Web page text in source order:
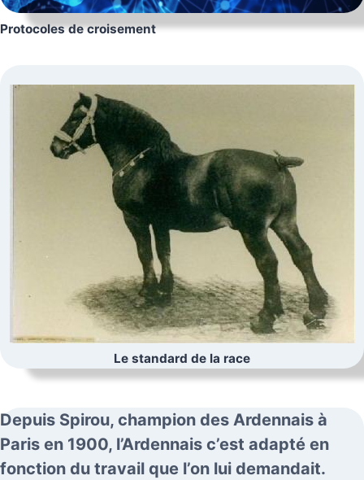
Protocoles de croisement
Le standard de la race
Depuis Spirou, champion des Ardennais à
Paris en 1900, l’Ardennais c’est adapté en
fonction du travail que l’on lui demandait.